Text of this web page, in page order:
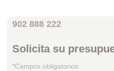
902 888 222
Solicita su
*Campos obligatorios